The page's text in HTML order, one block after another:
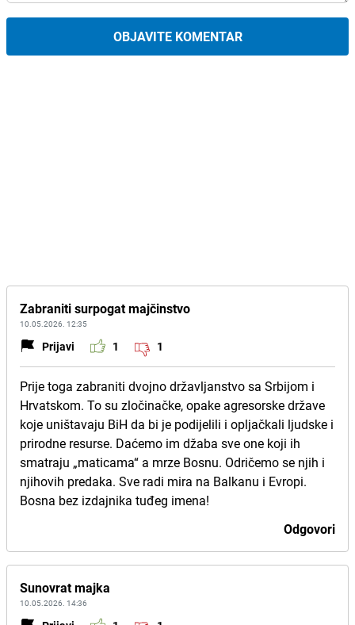
OBJAVITE KOMENTAR
Zabraniti surpogat majčinstvo
10.05.2026. 12:35
Prijavi 1 1
Prije toga zabraniti dvojno državljanstvo sa Srbijom i
Hrvatskom. To su zločinačke, opake agresorske države
koje uništavaju BiH da bi je podijelili i opljačkali ljudske i
prirodne resurse. Daćemo im džaba sve one koji ih
smatraju „maticama“ a mrze Bosnu. Odričemo se njih i
njihovih predaka. Sve radi mira na Balkanu i Evropi.
Bosna bez izdajnika tuđeg imena!
Odgovori
Sunovrat majka
10.05.2026. 14:36